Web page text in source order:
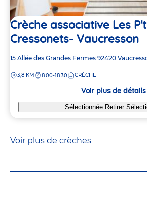
Crèche associative Les
Cressonets- Vaucresson
Adresse
la
15 Allée des Grandes Fermes 92420
DISTANCE
3,8 KM 8:00-18:30 CRÈCHE
Voir plus de détails
Sélectionnée Retirer
Voir plus de crèches